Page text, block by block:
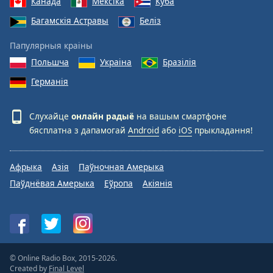
Багамскія Астравы
Беліз
Папулярныя краіны
Польшча
Украіна
Бразілія
Германія
Слухайце онлайн радыё на вашым смартфоне
бясплатна з дапамогай Android або iOS прыкладання!
Афрыка Азія
Паўночная Амерыка
Паўднёвая Амерыка
Еўропа Акіянія
© Online Radio Box, 2015-2026.
Created by Final Level